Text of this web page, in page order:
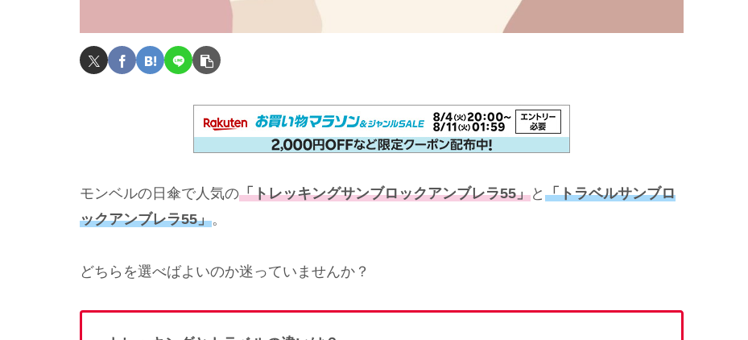
モンベルの日傘で人気の「トレッキングサンブロックアンブレラ55」と 「トラベルサンブロ
ックアンブレラ55」。
どちらを選べばよいのか迷っていませんか？